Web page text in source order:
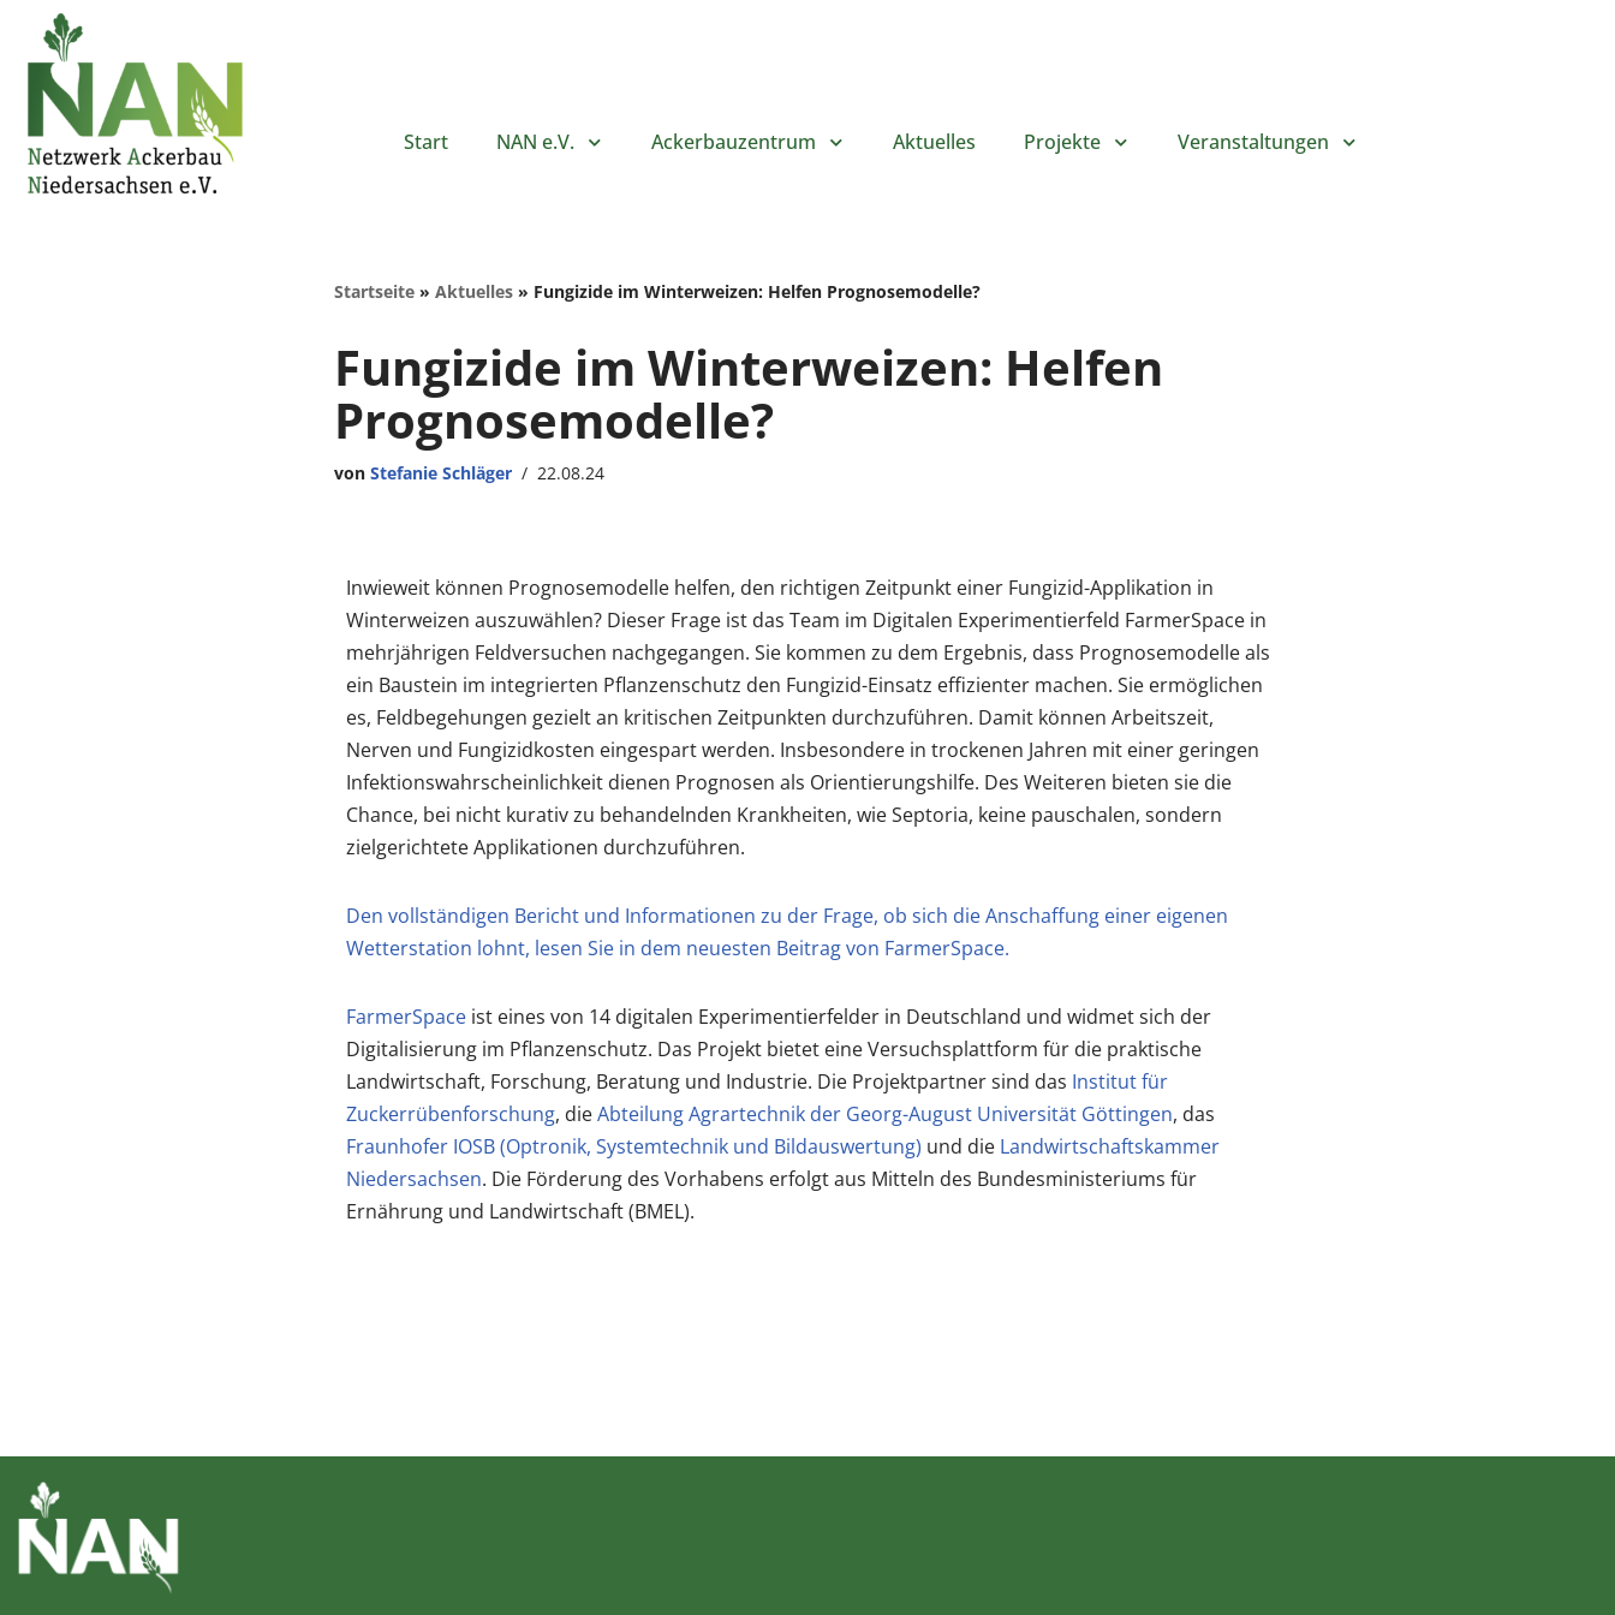
Zum
Inhalt
springen
Start NAN e.V. Ackerbauzentrum Aktuelles Projekte Veranstaltungen
Startseite» Aktuelles» Fungizide im Winterweizen: Helfen Prognosemodelle?
Fungizide im Winterweizen: Helfen
Prognosemodelle?
von Stefanie Schläger 22.08.24
Inwieweit können Prognosemodelle helfen, den richtigen Zeitpunkt einer Fungizid-Applikation in
Winterweizen auszuwählen? Dieser Frage ist das Team im Digitalen Experimentierfeld FarmerSpace in
mehrjährigen Feldversuchen nachgegangen. Sie kommen zu dem Ergebnis, dass Prognosemodelle als
ein Baustein im integrierten Pflanzenschutz den Fungizid-Einsatz effizienter machen. Sie ermöglichen
es, Feldbegehungen gezielt an kritischen Zeitpunkten durchzuführen. Damit können Arbeitszeit,
Nerven und Fungizidkosten eingespart werden. Insbesondere in trockenen Jahren mit einer geringen
Infektionswahrscheinlichkeit dienen Prognosen als Orientierungshilfe. Des Weiteren bieten sie die
Chance, bei nicht kurativ zu behandelnden Krankheiten, wie Septoria, keine pauschalen, sondern
zielgerichtete Applikationen durchzuführen.
Den vollständigen Bericht und Informationen zu der Frage, ob sich die Anschaffung einer eigenen
Wetterstation lohnt, lesen Sie in dem neuesten Beitrag von FarmerSpace.
FarmerSpaceist eines von 14 digitalen Experimentierfelder in Deutschland und widmet sich der
Digitalisierung im Pflanzenschutz. Das Projekt bietet eine Versuchsplattform für die praktische
Landwirtschaft, Forschung, Beratung und Industrie. Die Projektpartner sind das Institut für
Zuckerrübenforschung, dieAbteilung Agrartechnik der Georg-August Universität Göttingen, das
Fraunhofer IOSB (Optronik, Systemtechnik und Bildauswertung) und die Landwirtschaftskammer
Niedersachsen. Die Förderung des Vorhabens erfolgt aus Mitteln des Bundesministeriums für
Ernährung und Landwirtschaft (BMEL).